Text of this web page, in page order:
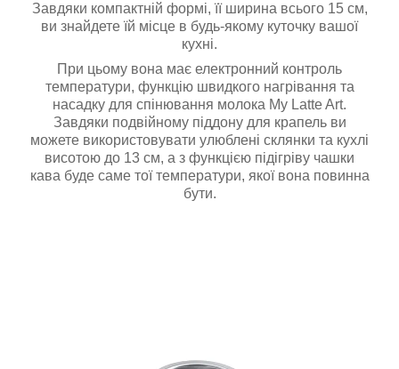
Завдяки компактній формі, її ширина всього 15 см,
ви знайдете їй місце в будь-якому куточку вашої
кухні.
При цьому вона має електронний контроль
температури, функцію швидкого нагрівання та
насадку для спінювання молока My Latte Art.
Завдяки подвійному піддону для крапель ви
можете використовувати улюблені склянки та кухлі
висотою до 13 см, а з функцією підігріву чашки
кава буде саме тої температури, якої вона повинна
бути.